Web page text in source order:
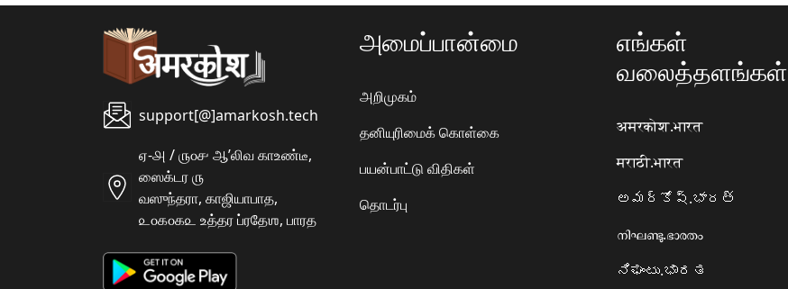
support[@]amarkosh.tech
ஏ-௮ / ௫௦௪ ஆʼலிவ காஉண்டீ,
ஸைக்டர ௫
வஸுந்தரா, காஜியாபாத,
௨௦௧௦௧௨ உத்தர ப்ரதேஶ, பாரத
அமைப்பான்மை
அறிமுகம்
தனியுரிமைக் கொள்கை
பயன்பாட்டு விதிகள்
தொடர்பு
எங்கள்
வலைத்தளங்கள்
अमरकोश.भारत
मराठी.भारत
అమర్కోష్.భారత్
നിഘണ്ടു.ഭാരതം
ನಿಘಂಟು.ಭಾರತ